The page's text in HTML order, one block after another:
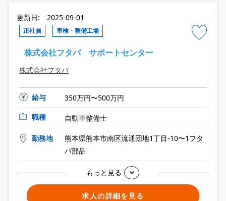
更新日: 2025-09-01
正社員 車検・整備工場
株式会社フタバ サポートセンター
株式会社フタバ
給与
350万円〜500万円
職種
自動車整備士
勤務地
熊本県熊本市南区流通団地1丁目-10〜1フタ
バ部品
もっと見る
求人の詳細を見る